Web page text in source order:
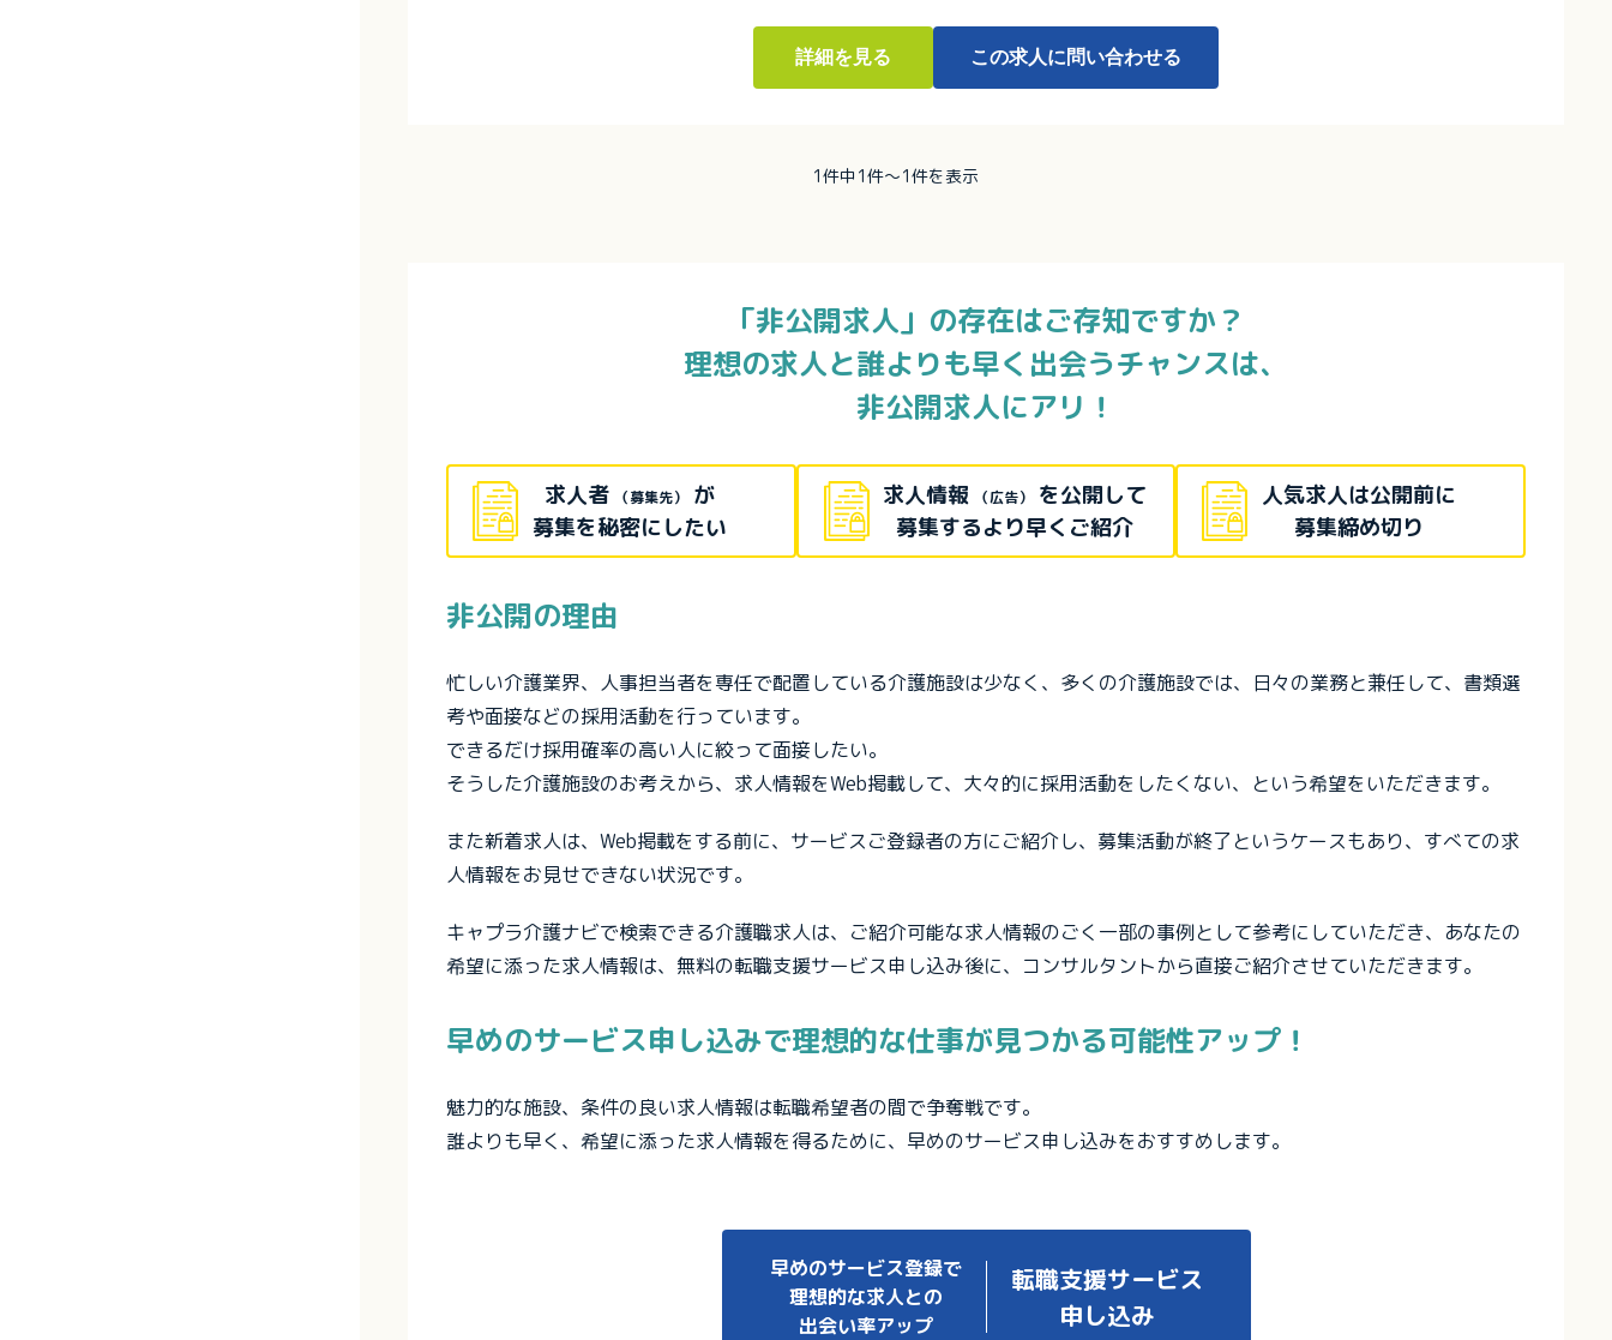
詳細を見る この求人に問い合わせる
1件中1件～1件を表示
「非公開求人」の存在はご存知ですか？
理想の求人と誰よりも早く出会うチャンスは、
非公開求人にアリ！
求人者 （募集先）
が
募集を秘密にしたい
求人情報 （広告）
を公開して
募集するより早くご紹介
人気求人は公開前に
募集締め切り
非公開の理由
忙しい介護業界、人事担当者を専任で配置している介護施設は少なく、多くの介護施設では、日々の業務と兼任して、書類選
考や面接などの採用活動を行っています。
できるだけ採用確率の高い人に絞って面接したい。
そうした介護施設のお考えから、求人情報をWeb掲載して、大々的に採用活動をしたくない、という希望をいただきます。
また新着求人は、Web掲載をする前に、サービスご登録者の方にご紹介し、募集活動が終了というケースもあり、すべての求
人情報をお見せできない状況です。
キャプラ介護ナビで検索できる介護職求人は、ご紹介可能な求人情報のごく一部の事例として参考にしていただき、あなたの
希望に添った求人情報は、無料の転職支援サービス申し込み後に、コンサルタントから直接ご紹介させていただきます。
早めのサービス申し込みで理想的な仕事が見つかる可能性アップ！
魅力的な施設、条件の良い求人情報は転職希望者の間で争奪戦です。
誰よりも早く、希望に添った求人情報を得るために、早めのサービス申し込みをおすすめします。
早めのサービス登録で
理想的な求人との
出会い率アップ
転職支援サービス
申し込み